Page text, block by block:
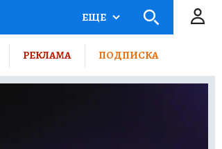
ЕЩЕ
РЕКЛАМА ПОДПИСКА